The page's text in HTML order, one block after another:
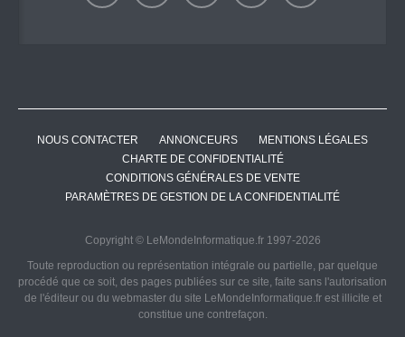
NOUS CONTACTER ANNONCEURS
MENTIONS LÉGALES
CHARTE DE CONFIDENTIALITÉ
CONDITIONS GÉNÉRALES DE VENTE
PARAMÈTRES DE GESTION DE LA CONFIDENTIALITÉ
Copyright © LeMondeInformatique.fr 1997-2026
Toute reproduction ou représentation intégrale ou partielle, par quelque
procédé que ce soit, des pages publiées sur ce site, faite sans l'autorisation
de l'éditeur ou du webmaster du site LeMondeInformatique.fr est illicite et
constitue une contrefaçon.